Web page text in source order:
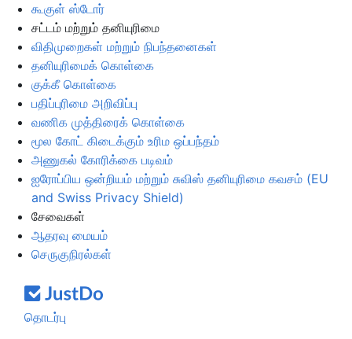
கூகுள் ஸ்டோர்
சட்டம் மற்றும் தனியுரிமை
விதிமுறைகள் மற்றும் நிபந்தனைகள்
தனியுரிமைக் கொள்கை
குக்கீ கொள்கை
பதிப்புரிமை அறிவிப்பு
வணிக முத்திரைக் கொள்கை
மூல கோட் கிடைக்கும் உரிம ஒப்பந்தம்
அணுகல் கோரிக்கை படிவம்
ஐரோப்பிய ஒன்றியம் மற்றும் சுவிஸ் தனியுரிமை கவசம் (EU
and Swiss Privacy Shield)
சேவைகள்
ஆதரவு மையம்
செருகுநிரல்கள்
தொடர்பு